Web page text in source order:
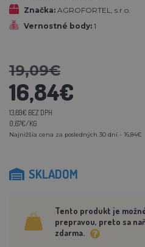
Značka: AGROFORTEL, s.r.o.
Vernostné body: 1
19,09€
16,84€
13,69€ BEZ DPH
0,67€/KG
Najnižšia cena za posledných 30 dní - 16,84€
SKLADOM
Tento produkt je
prepravou, preto sa
zdarma.